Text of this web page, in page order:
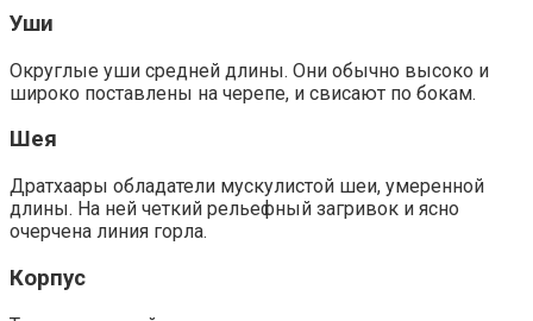
Уши
Округлые уши средней длины. Они обычно высоко и
широко поставлены на черепе, и свисают по бокам.
Шея
Дратхаары обладатели мускулистой шеи, умеренной
длины. На ней четкий рельефный загривок и ясно
очерчена линия горла.
Корпус